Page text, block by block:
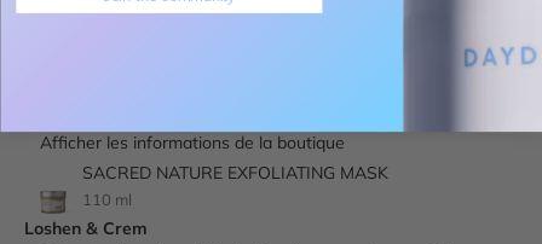
Afficher les informations de la boutique
SACRED NATURE EXFOLIATING MASK
110 ml
Loshen & Crem